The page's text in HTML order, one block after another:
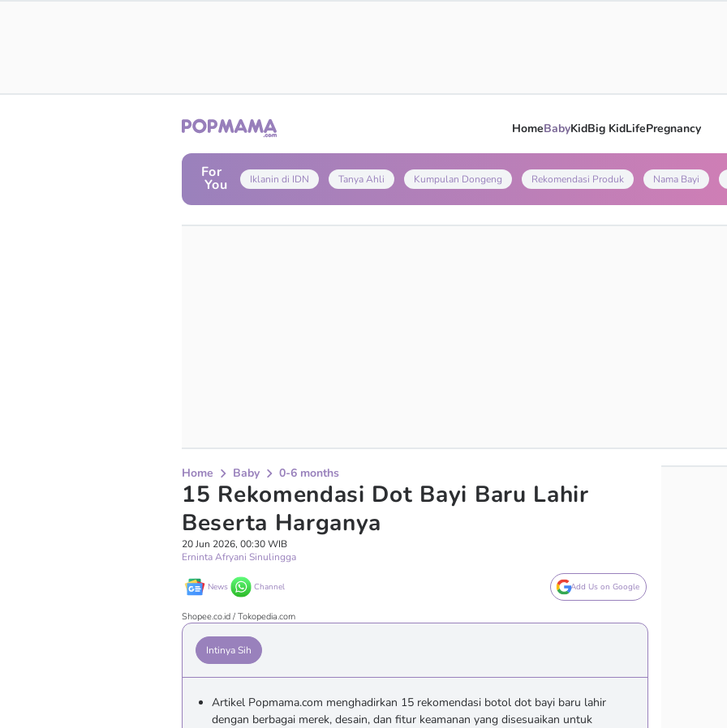
HomeBabyKidBig KidLifePregnancy
For
You Iklanin di IDN Tanya Ahli Kumpulan Dongeng Rekomendasi Produk Nama Bayi
Home Baby 0-6 months
15 Rekomendasi Dot Bayi Baru Lahir
Beserta Harganya
20 Jun 2026, 00:30 WIB
Erninta Afryani Sinulingga
News Channel Add Us on Google
Shopee.co.id / Tokopedia.com
Intinya Sih
Artikel Popmama.com menghadirkan 15 rekomendasi botol dot bayi baru lahir
dengan berbagai merek, desain, dan fitur keamanan yang disesuaikan untuk